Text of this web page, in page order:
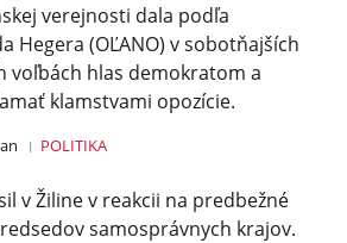
verejnosti dala podľa
Hegera (OĽANO) v sobotňajších
voľbách hlas demokratom a
klamstvami opozície.
POLITIKA
v Žiline v reakcii na predbežné
samosprávnych krajov.